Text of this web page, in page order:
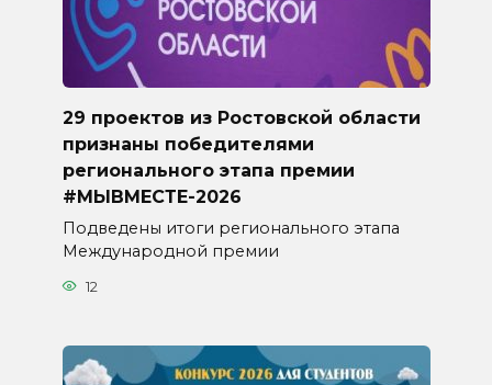
29 проектов из Ростовской области
признаны победителями
регионального этапа премии
#МЫВМЕСТЕ-2026
Подведены итоги регионального этапа
Международной премии
12